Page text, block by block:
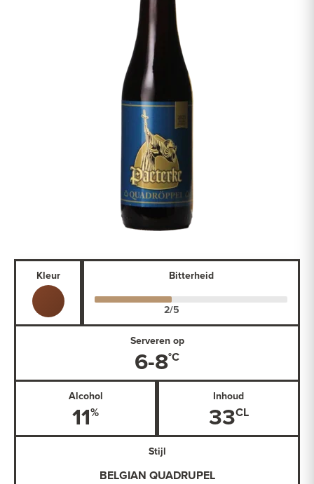
Kleur Bitterheid
Serveren op
6-8
Alcohol
11
Inhoud
33
Stijl
BELGIAN QUADRUPEL